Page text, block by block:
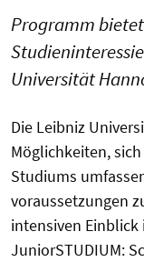
Programm
Universität
Die Leibniz
Möglichkeiten,
Studiums
voraussetzungen
intensiven
JuniorSTUDIUM: